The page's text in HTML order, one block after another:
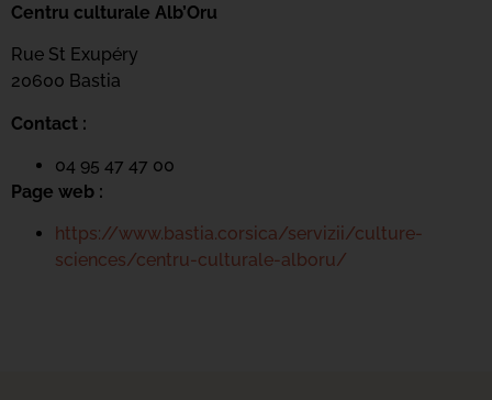
Centru culturale Alb’Oru
Rue St Exupéry
20600 Bastia
Contact :
04 95 47 47 00
Page web :
https://www.bastia.corsica/servizii/culture-
sciences/centru-culturale-alboru/